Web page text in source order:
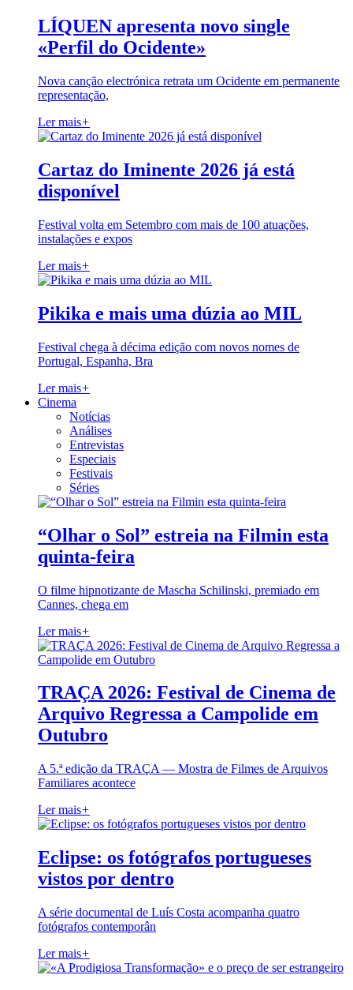
LÍQUEN apresenta novo single
«Perfil do Ocidente»
Nova canção electrónica retrata um Ocidente em permanente
representação,
Ler mais+
Cartaz do Iminente 2026 já está
disponível
Festival volta em Setembro com mais de 100 atuações,
instalações e expos
Ler mais+
Pikika e mais uma dúzia ao MIL
Festival chega à décima edição com novos nomes de
Portugal, Espanha, Bra
Ler mais+
Cinema
Notícias
Análises
Entrevistas
Especiais
Festivais
Séries
“Olhar o Sol” estreia na Filmin esta
quinta-feira
O filme hipnotizante de Mascha Schilinski, premiado em
Cannes, chega em
Ler mais+
TRAÇA 2026: Festival de Cinema de
Arquivo Regressa a Campolide em
Outubro
A 5.ª edição da TRAÇA — Mostra de Filmes de Arquivos
Familiares acontece
Ler mais+
Eclipse: os fotógrafos portugueses
vistos por dentro
A série documental de Luís Costa acompanha quatro
fotógrafos contemporân
Ler mais+